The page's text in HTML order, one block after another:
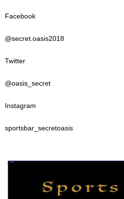
Facebook
@secret.oasis2018
Twitter
@oasis_secret
Instagram
sportsbar_secretoasis